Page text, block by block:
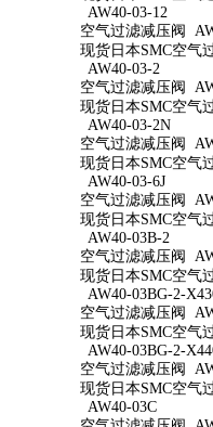
AW40-03-12
空气过滤减压阀
现货日本SMC空气
AW40-03-2
空气过滤减压阀
现货日本SMC空气
AW40-03-2N
空气过滤减压阀
现货日本SMC空气
AW40-03-6J
空气过滤减压阀
现货日本SMC空气
AW40-03B-2
空气过滤减压阀
现货日本SMC空气
AW40-03BG-2-
空气过滤减压阀
现货日本SMC空气
AW40-03BG-2-
空气过滤减压阀
现货日本SMC空气
AW40-03C